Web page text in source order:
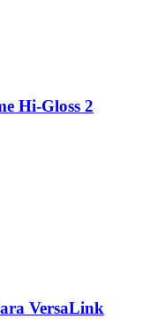
Hi-Gloss 2
VersaLink